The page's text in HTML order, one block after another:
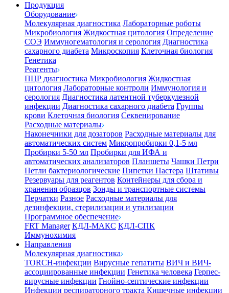
Продукция
Оборудование
Молекулярная диагностика Лабораторные роботы
Микробиология Жидкостная цитология Определение
СОЭ Иммуногематология и серология Диагностика
сахарного диабета Микроскопия Клеточная биология
Генетика
Реагенты
ПЦР диагностика Микробиология Жидкостная
цитология Лабораторные контроли Иммунология и
серология Диагностика латентной туберкулезной
инфекции Диагностика сахарного диабета Группы
крови Клеточная биология Секвенирование
Расходные материалы
Наконечники для дозаторов Расходные материалы для
автоматических систем Микропробирки 0,1-5 мл
Пробирки 5-50 мл Пробирки для ИФА и
автоматических анализаторов Планшеты Чашки Петри
Петли бактериологические Пипетки Пастера Штативы
Резервуары для реагентов Контейнеры для сбора и
хранения образцов Зонды и транспортные системы
Перчатки Разное Расходные материалы для
дезинфекции, стерилизации и утилизации
Программное обеспечение
FRT Manager КДЛ-МАКС КДЛ-СПК
Иммунохимия
Направления
Молекулярная диагностика
TORCH-инфекции Вирусные гепатиты ВИЧ и ВИЧ-
ассоциированные инфекции Генетика человека Герпес-
вирусные инфекции Гнойно-септические инфекции
Инфекции респираторного тракта Кишечные инфекции